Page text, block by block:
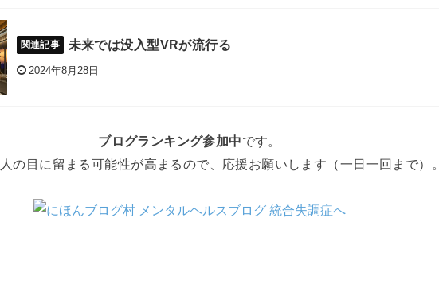
未来では没入型VRが流行る
2024年8月28日
ブログランキング参加中です。
の目に留まる可能性が高まるので、応援お願いします（一日一回まで）。